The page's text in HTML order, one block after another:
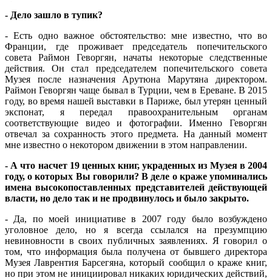
- Дело зашло в тупик?
- Есть одно важное обстоятельство: мне известно, что во
Франции, где проживает председатель попечительского
совета Раймон Геворгян, начаты некоторые следственные
действия. Он стал председателем попечительского совета
Музея после назначения Арутюна Марутяна директором.
Раймон Геворгян чаще бывал в Турции, чем в Ереване. В 2015
году, во время нашей выставки в Париже, был утерян ценный
экспонат, я передал правоохранительным органам
соответствующие видео и фотографии. Именно Геворгян
отвечал за сохранность этого предмета. На данный момент
мне известно о некотором движении в этом направлении.
- А что насчет 19 ценных книг, украденных из Музея в 2004
году, о которых Вы говорили? В деле о краже упоминались
имена высокопоставленных представителей действующей
власти, но дело так и не продвинулось и было закрыто.
- Да, по моей инициативе в 2007 году было возбуждено
уголовное дело, но я всегда ссылался на презумпцию
невиновности в своих публичных заявлениях. Я говорил о
том, что информация была получена от бывшего директора
Музея Лаврентия Барсегяна, который сообщил о краже книг,
но при этом не инициировал никаких юридических действий,